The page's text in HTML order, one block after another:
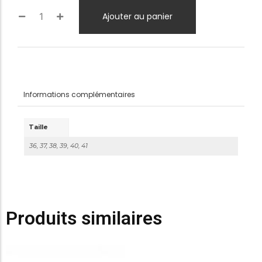
Ajouter au panier
Informations complémentaires
Taille
36, 37, 38, 39, 40, 41
Produits similaires